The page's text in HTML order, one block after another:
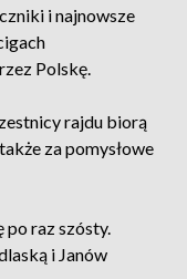
i najnowsze
Polskę.
rajdu biorą
za pomysłowe
po raz szósty.
i Janów